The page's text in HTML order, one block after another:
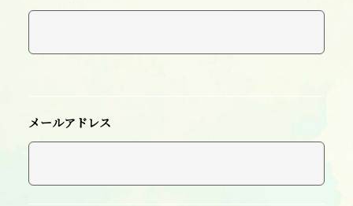
メールアドレス